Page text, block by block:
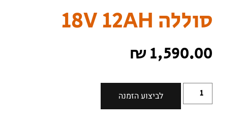
סוללה 18V 12AH
₪1,590.00
לביצוע הזמנה